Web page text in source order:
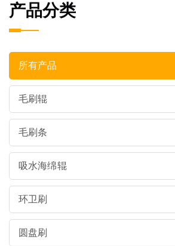
产品分类
所有产品
毛刷辊
毛刷条
吸水海绵辊
环卫刷
圆盘刷